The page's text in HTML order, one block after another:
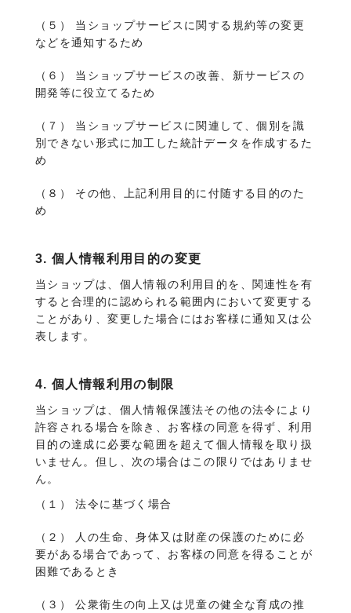
（５） 当ショップサービスに関する規約等の変更
などを通知するため
（６） 当ショップサービスの改善、新サービスの
開発等に役立てるため
（７） 当ショップサービスに関連して、個別を識
別できない形式に加工した統計データを作成するた
め
（８） その他、上記利用目的に付随する目的のた
め
3. 個人情報利用目的の変更
当ショップは、個人情報の利用目的を、関連性を有
すると合理的に認められる範囲内において変更する
ことがあり、変更した場合にはお客様に通知又は公
表します。
4. 個人情報利用の制限
当ショップは、個人情報保護法その他の法令により
許容される場合を除き、お客様の同意を得ず、利用
目的の達成に必要な範囲を超えて個人情報を取り扱
いません。但し、次の場合はこの限りではありませ
ん。
（１） 法令に基づく場合
（２） 人の生命、身体又は財産の保護のために必
要がある場合であって、お客様の同意を得ることが
困難であるとき
（３） 公衆衛生の向上又は児童の健全な育成の推